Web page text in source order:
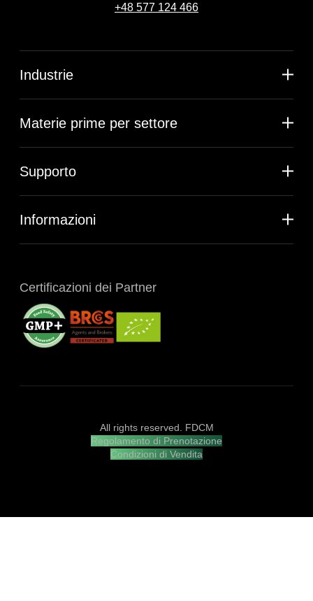
+48 577 124 466
Industrie
Materie prime per settore
Supporto
Informazioni
Certificazioni dei Partner
All rights reserved. FDCM
Regolamento di Prenotazione
Condizioni di Vendita